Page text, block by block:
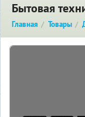
Бытовая
Главная Товары